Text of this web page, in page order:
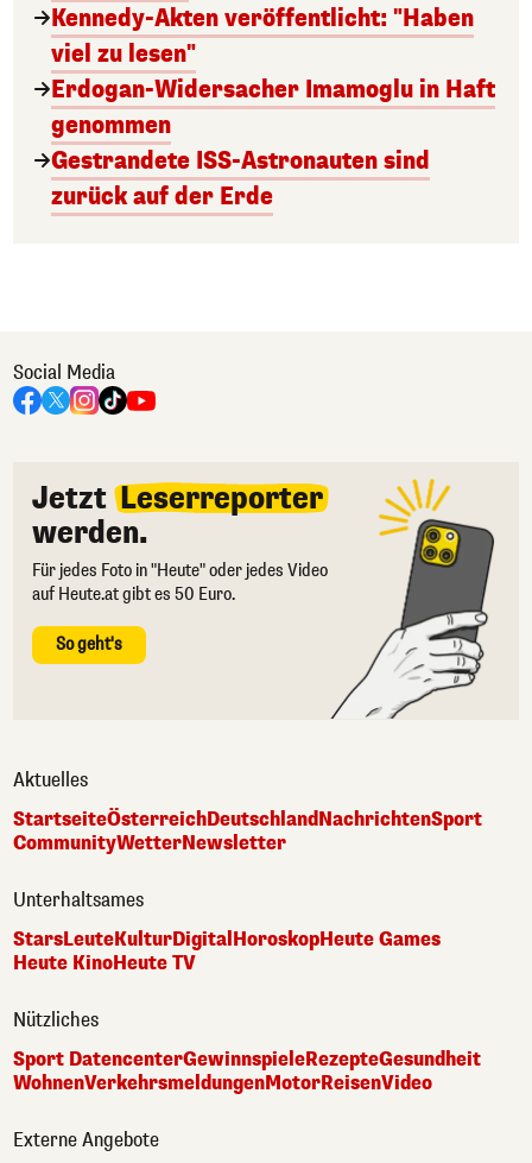
Kennedy-Akten veröffentlicht: "Haben
viel zu lesen"
Erdogan-Widersacher Imamoglu in Haft
genommen
Gestrandete ISS-Astronauten sind
zurück auf der Erde
Social Media
Jetzt Leserreporter
werden.
Für jedes Foto in "Heute" oder jedes Video
auf Heute.at gibt es 50 Euro.
So geht's
Aktuelles
StartseiteÖsterreichDeutschlandNachrichtenSport
CommunityWetterNewsletter
Unterhaltsames
StarsLeuteKulturDigitalHoroskopHeute Games
Heute KinoHeute TV
Nützliches
Sport DatencenterGewinnspieleRezepteGesundheit
WohnenVerkehrsmeldungenMotorReisenVideo
Externe Angebote